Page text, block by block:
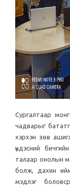
Сургалтаар
чадварыг
хэрхэн зөв
үндэсний
талаар онолын
болж, дахин
мэдлэг